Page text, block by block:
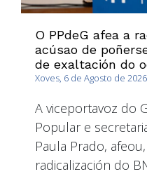
O PPdeG afea a
acúsao de
de exaltación do
Xoves, 6 de Agosto de 2026
A viceportavoz do
Popular e
Paula Prado,
radicalización do